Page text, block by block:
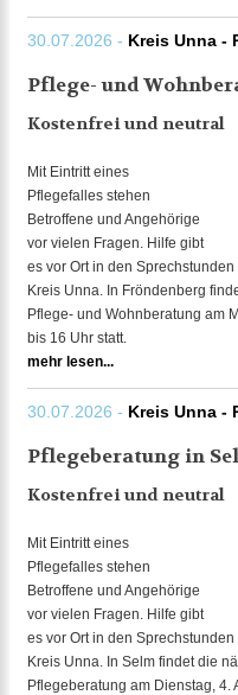
30.07.2026 - Kreis Unna -
Pflege- und
Kostenfrei und neutral
Mit Eintritt eines
Pflegefalles stehen
Betroffene und Angehörige
vor vielen Fragen. Hilfe gibt
es vor Ort in den
Kreis Unna. In Fröndenberg
Pflege- und Wohnberatung am
bis 16 Uhr statt.
mehr lesen...
30.07.2026 - Kreis Unna -
Pflegeberatung in
Kostenfrei und neutral
Mit Eintritt eines
Pflegefalles stehen
Betroffene und Angehörige
vor vielen Fragen. Hilfe gibt
es vor Ort in den
Kreis Unna. In Selm findet die
Pflegeberatung am Dienstag, 4.